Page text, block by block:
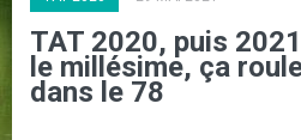
TAT 2020, puis
le millésime, ça
dans le 78